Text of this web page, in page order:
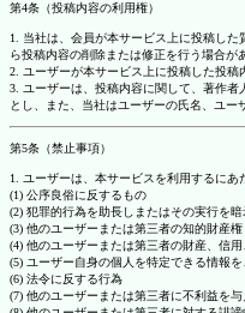
第4条（投稿内容の利用権）
1. 当社は、会員が本サービス上に投稿し
ら投稿内容の削除または修正を行う場合が
2. ユーザーが本サービス上に投稿した投稿
3. ユーザーは、投稿内容に関して、著作
とし、また、当社はユーザーの氏名、ユー
第5条（禁止事項）
1. ユーザーは、本サービスを利用するにあ
(1) 公序良俗に反するもの
(2) 犯罪的行為を助長しまたはその実行を
(3) 他のユーザーまたは第三者の知的財産
(4) 他のユーザーまたは第三者の財産、信
(5) ユーザー自身の個人を特定できる情報
(6) 法令に反する行為
(7) 他のユーザーまたは第三者に不利益を